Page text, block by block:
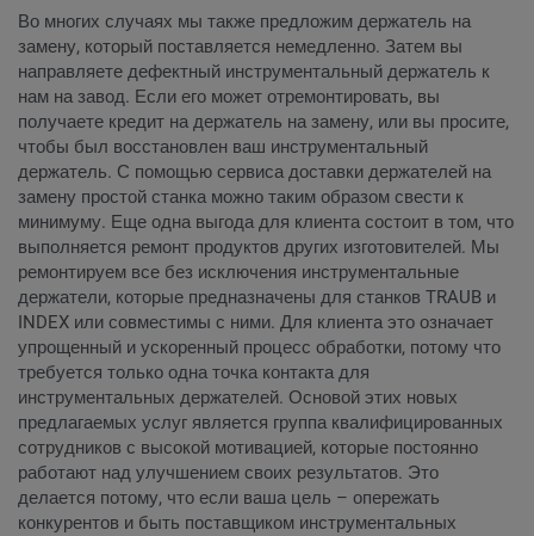
Во многих случаях мы также предложим держатель на
замену, который поставляется немедленно. Затем вы
направляете дефектный инструментальный держатель к
нам на завод. Если его может отремонтировать, вы
получаете кредит на держатель на замену, или вы просите,
чтобы был восстановлен ваш инструментальный
держатель. С помощью сервиса доставки держателей на
замену простой станка можно таким образом свести к
минимуму. Еще одна выгода для клиента состоит в том, что
выполняется ремонт продуктов других изготовителей. Мы
ремонтируем все без исключения инструментальные
держатели, которые предназначены для станков TRAUB и
INDEX или совместимы с ними. Для клиента это означает
упрощенный и ускоренный процесс обработки, потому что
требуется только одна точка контакта для
инструментальных держателей. Основой этих новых
предлагаемых услуг является группа квалифицированных
сотрудников с высокой мотивацией, которые постоянно
работают над улучшением своих результатов. Это
делается потому, что если ваша цель – опережать
конкурентов и быть поставщиком инструментальных